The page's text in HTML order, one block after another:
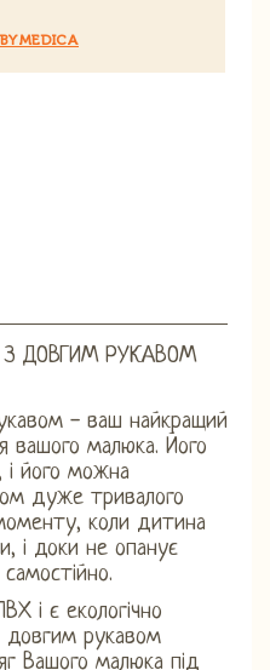
З ДОВГИМ РУКАВОМ
- ваш найкращий
вашого малюка. Його
і його можна
дуже тривалого
коли дитина
і доки не опанує
і є екологічно
рукавом
Вашого малюка під